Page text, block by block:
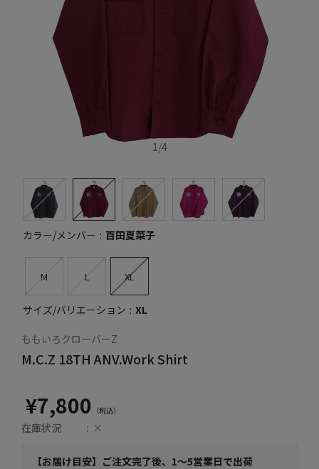
1/4
カラー/メンバー 百田夏菜子
M L XL
サイズ/バリエーション XL
ももいろクローバーZ
M.C.Z 18TH ANV.Work Shirt
¥7,800
在庫状況 ×
【お届け目安】ご注文完了後、1～5営業日で出荷